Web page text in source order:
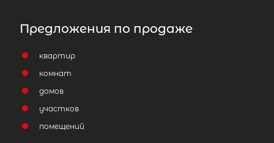
Предложения по продаже
квартир
комнат
домов
участков
помещений